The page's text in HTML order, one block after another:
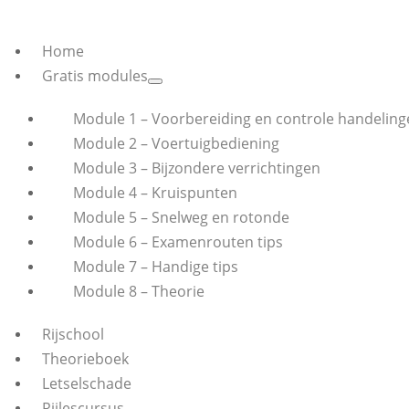
Home
Gratis modules
Module 1 – Voorbereiding en controle
Module 2 – Voertuigbediening
Module 3 – Bijzondere verrichtingen
Module 4 – Kruispunten
Module 5 – Snelweg en rotonde
Module 6 – Examenrouten tips
Module 7 – Handige tips
Module 8 – Theorie
Rijschool
Theorieboek
Letselschade